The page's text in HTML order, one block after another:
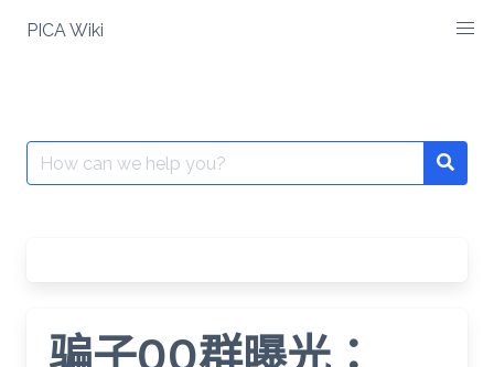
PICA Wiki
Search
for:
骗子QQ群曝光：